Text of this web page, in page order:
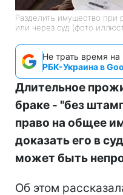
Разделить имущество при
или через суд (фото
Не трать время на
РБК-Украина в
Длительное
браке - "без
право на общее
доказать его в
может быть
Об этом